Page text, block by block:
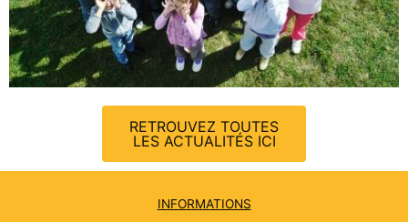
RETROUVEZ TOUTES
LES ACTUALITÉS ICI
INFORMATIONS